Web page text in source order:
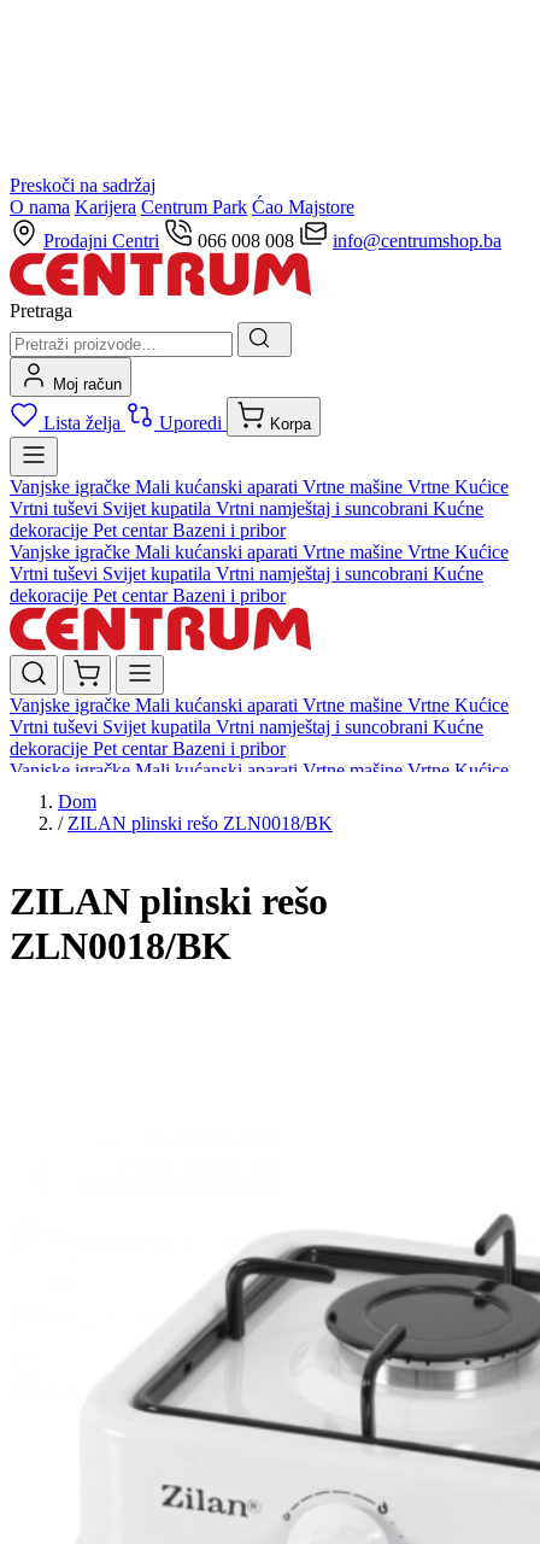
Preskoči na sadržaj
O nama Karijera Centrum Park Ćao Majstore
Prodajni Centri
066 008 008 info@centrumshop.ba
Pretraga
Moj račun
Lista želja Uporedi Korpa
Vanjske igračke Mali kućanski aparati Vrtne mašine Vrtne Kućice
Vrtni tuševi Svijet kupatila Vrtni namještaj i suncobrani Kućne
dekoracije Pet centarBazeni i pribor
Vanjske igračke Mali kućanski aparati Vrtne mašine Vrtne Kućice
Vrtni tuševi Svijet kupatila Vrtni namještaj i suncobrani Kućne
dekoracije Pet centarBazeni i pribor
Vanjske igračke Mali kućanski aparati Vrtne mašine Vrtne Kućice
Vrtni tuševi Svijet kupatila Vrtni namještaj i suncobrani Kućne
dekoracije Pet centarBazeni i pribor
Vanjske igračke Mali kućanski aparati Vrtne mašine Vrtne Kućice
Vrtni tuševi
dekoracijePet centar Bazeni i pribor
Dom
/ ZILAN plinski rešo ZLN0018/BK
ZILAN plinski rešo
ZLN0018/BK